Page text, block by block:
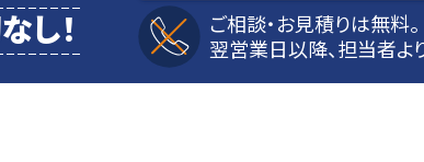
し！
ご相談・お見積りは無料。
翌営業日以降、担当者よ